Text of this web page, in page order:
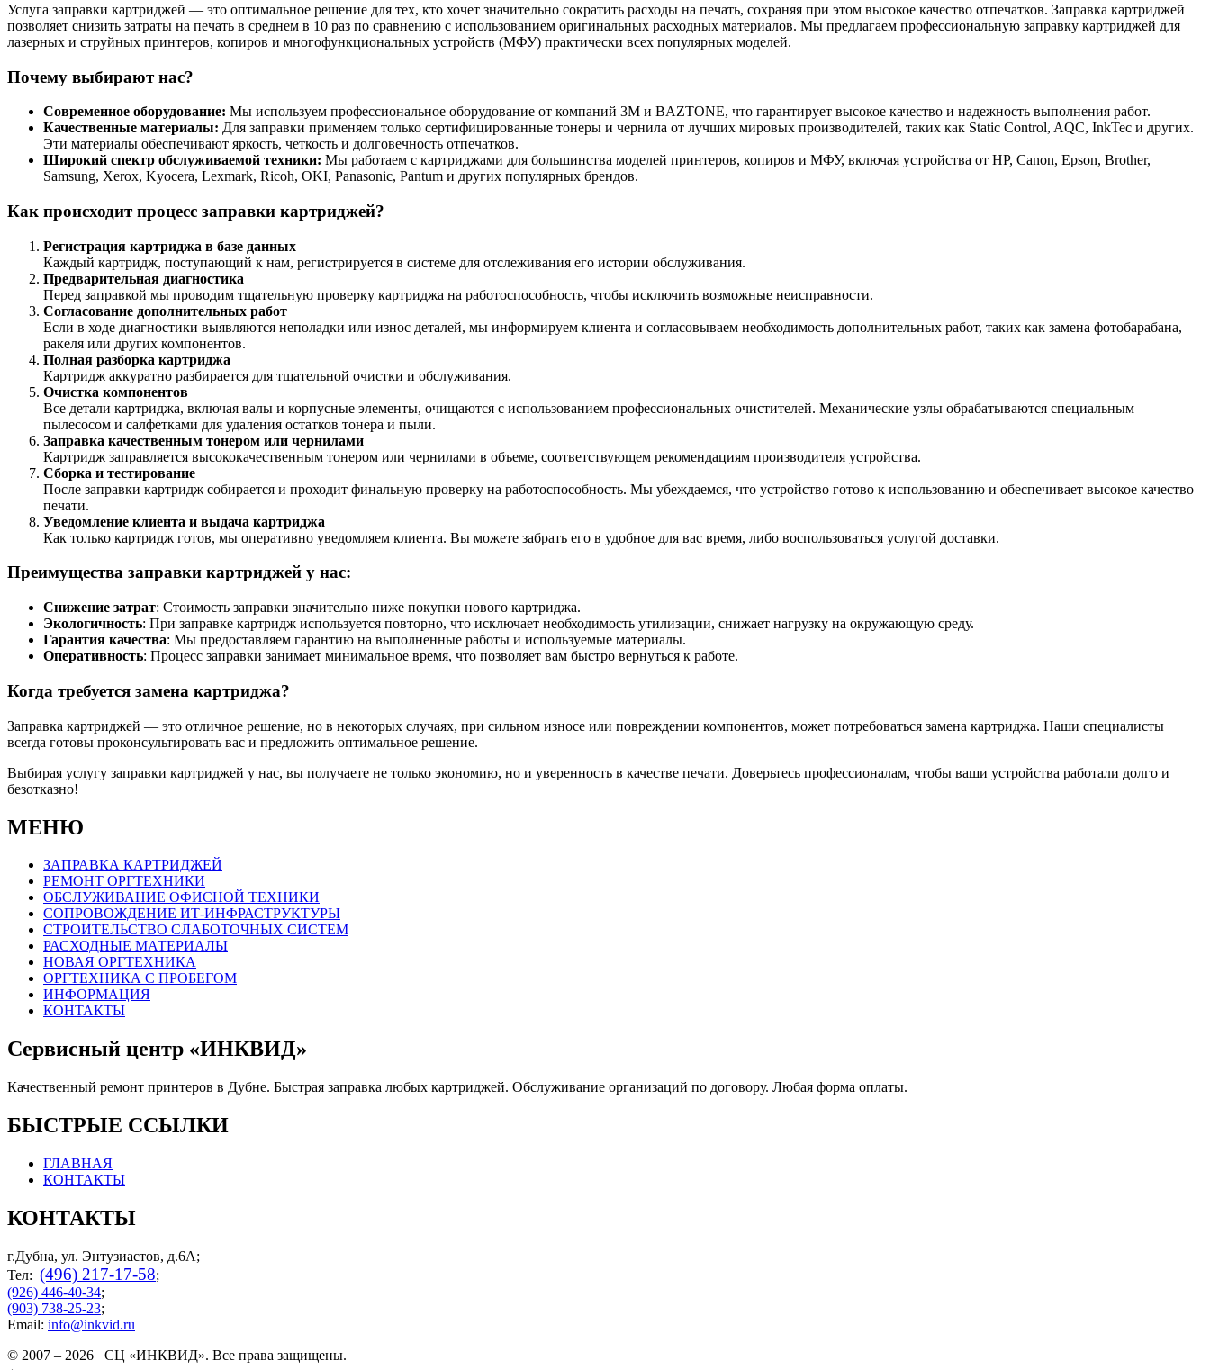
Услуга заправки картриджей — это оптимальное решение для тех, кто хочет значительно сократить расходы на печать, сохраняя при этом высокое качество отпечатков. Заправка картриджей
позволяет снизить затраты на печать в среднем в 10 раз по сравнению с использованием оригинальных расходных материалов. Мы предлагаем профессиональную заправку картриджей для
лазерных и струйных принтеров, копиров и многофункциональных устройств (МФУ) практически всех популярных моделей.
Почему выбирают нас?
Современное оборудование: Мы используем профессиональное оборудование от компаний 3М и BAZTONE, что гарантирует высокое качество и надежность выполнения работ.
Качественные материалы: Для заправки применяем только сертифицированные тонеры и чернила от лучших мировых производителей, таких как Static Control, AQC, InkTec и других.
Эти материалы обеспечивают яркость, четкость и долговечность отпечатков.
Широкий спектр обслуживаемой техники: Мы работаем с картриджами для большинства моделей принтеров, копиров и МФУ, включая устройства от HP, Canon, Epson, Brother,
Samsung, Xerox, Kyocera, Lexmark, Ricoh, OKI, Panasonic, Pantum и других популярных брендов.
Как происходит процесс заправки картриджей?
Регистрация картриджа в базе данных
Каждый картридж, поступающий к нам, регистрируется в системе для отслеживания его истории обслуживания.
Предварительная диагностика
Перед заправкой мы проводим тщательную проверку картриджа на работоспособность, чтобы исключить возможные неисправности.
Согласование дополнительных работ
Если в ходе диагностики выявляются неполадки или износ деталей, мы информируем клиента и согласовываем необходимость дополнительных работ, таких как замена фотобарабана,
ракеля или других компонентов.
Полная разборка картриджа
Картридж аккуратно разбирается для тщательной очистки и обслуживания.
Очистка компонентов
Все детали картриджа, включая валы и корпусные элементы, очищаются с использованием профессиональных очистителей. Механические узлы обрабатываются специальным
пылесосом и салфетками для удаления остатков тонера и пыли.
Заправка качественным тонером или чернилами
Картридж заправляется высококачественным тонером или чернилами в объеме, соответствующем рекомендациям производителя устройства.
Сборка и тестирование
После заправки картридж собирается и проходит финальную проверку на работоспособность. Мы убеждаемся, что устройство готово к использованию и обеспечивает высокое качество
печати.
Уведомление клиента и выдача картриджа
Как только картридж готов, мы оперативно уведомляем клиента. Вы можете забрать его в удобное для вас время, либо воспользоваться услугой доставки.
Преимущества заправки картриджей у нас:
Снижение затрат: Стоимость заправки значительно ниже покупки нового картриджа.
Экологичность: При заправке картридж используется повторно, что исключает необходимость утилизации, снижает нагрузку на окружающую среду.
Гарантия качества: Мы предоставляем гарантию на выполненные работы и используемые материалы.
Оперативность: Процесс заправки занимает минимальное время, что позволяет вам быстро вернуться к работе.
Когда требуется замена картриджа?
Заправка картриджей — это отличное решение, но в некоторых случаях, при сильном износе или повреждении компонентов, может потребоваться замена картриджа. Наши специалисты
всегда готовы проконсультировать вас и предложить оптимальное решение.
Выбирая услугу заправки картриджей у нас, вы получаете не только экономию, но и уверенность в качестве печати. Доверьтесь профессионалам, чтобы ваши устройства работали долго и
безотказно!
МЕНЮ
ЗАПРАВКА КАРТРИДЖЕЙ
РЕМОНТ ОРГТЕХНИКИ
ОБСЛУЖИВАНИЕ ОФИСНОЙ ТЕХНИКИ
СОПРОВОЖДЕНИЕ ИТ-ИНФРАСТРУКТУРЫ
СТРОИТЕЛЬСТВО СЛАБОТОЧНЫХ СИСТЕМ
РАСХОДНЫЕ МАТЕРИАЛЫ
НОВАЯ ОРГТЕХНИКА
ОРГТЕХНИКА С ПРОБЕГОМ
ИНФОРМАЦИЯ
КОНТАКТЫ
Сервисный центр «ИНКВИД»
Качественный ремонт принтеров в Дубне. Быстрая заправка любых картриджей. Обслуживание организаций по договору. Любая форма оплаты.
БЫСТРЫЕ ССЫЛКИ
ГЛАВНАЯ
КОНТАКТЫ
КОНТАКТЫ
г.Дубна, ул. Энтузиастов, д.6А;
Тел: (496) 217-17-58;
(926) 446-40-34;
(903) 738-25-23;
Email: info@inkvid.ru
© 2007 – 2026 СЦ «ИНКВИД». Все права защищены.